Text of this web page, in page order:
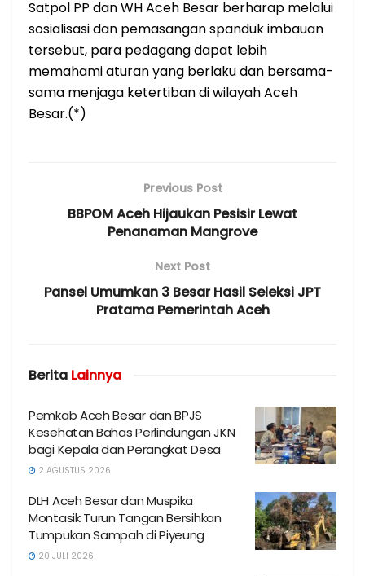
Satpol PP dan WH Aceh Besar berharap melalui
sosialisasi dan pemasangan spanduk imbauan
tersebut, para pedagang dapat lebih
memahami aturan yang berlaku dan bersama-
sama menjaga ketertiban di wilayah Aceh
Besar.(*)
Previous Post
BBPOM Aceh Hijaukan Pesisir Lewat
Penanaman Mangrove
Next Post
Pansel Umumkan 3 Besar Hasil Seleksi JPT
Pratama Pemerintah Aceh
Berita Lainnya
Pemkab Aceh Besar dan BPJS
Kesehatan Bahas Perlindungan JKN
bagi Kepala dan Perangkat Desa
2 AGUSTUS 2026
DLH Aceh Besar dan Muspika
Montasik Turun Tangan Bersihkan
Tumpukan Sampah di Piyeung
20 JULI 2026